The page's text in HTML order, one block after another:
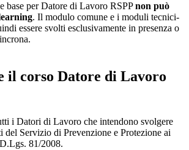
base per Datore di Lavoro RSPPnon può
. Il modulo comune e i moduli tecnici-
essere svolti esclusivamente in presenza o
il corso Datore di Lavoro
i Datori di Lavoro che intendono svolgere
del Servizio di Prevenzione e Protezione ai
81/2008.